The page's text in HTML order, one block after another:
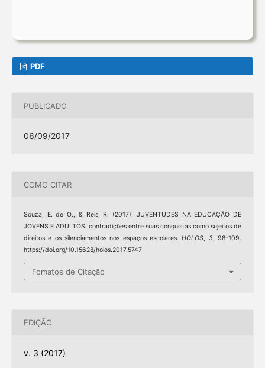
PDF
PUBLICADO
06/09/2017
COMO CITAR
Souza, E. de O., & Reis, R. (2017). JUVENTUDES NA EDUCAÇÃO DE
JOVENS E ADULTOS: contradições entre suas conquistas como sujeitos de
direitos e os silenciamentos nos espaços escolares.HOLOS, 3, 98–109.
https://doi.org/10.15628/holos.2017.5747
Fomatos de Citação
EDIÇÃO
v. 3 (2017)